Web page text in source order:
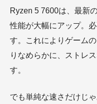
Ryzen 5 7600は、最新
性能が大幅にアップ。
す。これによりゲーム
りなめらかに、ストレ
す。
でも単純な速さだけじ